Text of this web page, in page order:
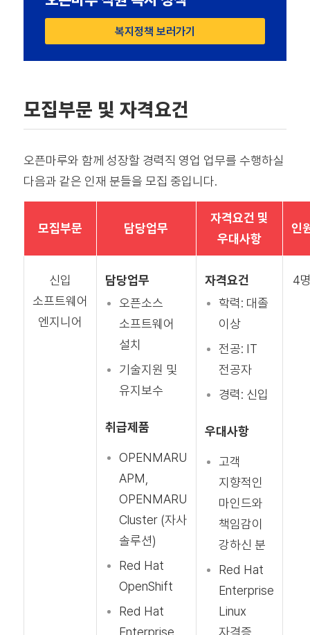
복지정책 보러가기
모집부문 및 자격요건
오픈마루와 함께 성장할 경력직 영업 업무를 수행하실
다음과 같은 인재 분들을 모집 중입니다.
모집부문 담당업무
자격요건 및
우대사항
인
신입
소프트웨어
엔지니어
담당업무
오픈소스
소프트웨어
설치
기술지원 및
유지보수
취급제품
OPENMARU
APM,
OPENMARU
Cluster (자사
솔루션)
Red Hat
OpenShift
Red Hat
자격요건
학력: 대졸
이상
전공: IT
전공자
경력: 신입
우대사항
고객
지향적인
마인드와
책임감이
강하신 분
Red Hat
Enterprise
Linux
4